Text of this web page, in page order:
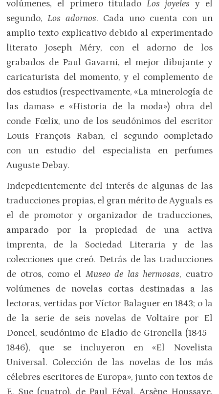
volúmenes, el primero titulado Los joyeles y el
segundo,Los adornos. Cada uno cuenta con un
amplio texto explicativo debido al experimentado
literato Joseph Méry, con el adorno de los
grabados de Paul Gavarni, el mejor dibujante y
caricaturista del momento, y el complemento de
dos estudios (respectivamente, «La minerología de
las damas» e «Historia de la moda») obra del
conde Fœlix, uno de los seudónimos del escritor
Louis–François Raban, el segundo oompletado
con un estudio del especialista en perfumes
Auguste Debay.
Indepedientemente del interés de algunas de las
traducciones propias, el gran mérito de Ayguals es
el de promotor y organizador de traducciones,
amparado por la propiedad de una activa
imprenta, de la Sociedad Literaria y de las
colecciones que creó. Detrás de las traducciones
de otros, como el Museo de las hermosas, cuatro
volúmenes de novelas cortas destinadas a las
lectoras, vertidas por Víctor Balaguer en 1843; o la
de la serie de seis novelas de Voltaire por El
Doncel, seudónimo de Eladio de Gironella (1845–
1846), que se incluyeron en «El Novelista
Universal. Colección de las novelas de los más
célebres escritores de Europa», junto con textos de
E. Sue (cuatro), de Paul Féval, Arsène Houssaye,